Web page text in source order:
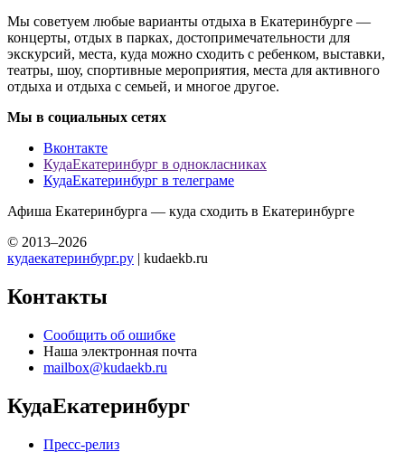
Мы советуем любые варианты отдыха в Екатеринбурге —
концерты, отдых в парках, достопримечательности для
экскурсий, места, куда можно сходить с ребенком, выставки,
театры, шоу, спортивные мероприятия, места для активного
отдыха и отдыха с семьей, и многое другое.
Мы в социальных сетях
Вконтакте
КудаЕкатеринбург в однокласниках
КудаЕкатеринбург в телеграме
Афиша Екатеринбурга — куда сходить в Екатеринбурге
© 2013–2026
кудаекатеринбург.ру | kudaekb.ru
Контакты
Сообщить об ошибке
Наша электронная почта
mailbox@kudaekb.ru
КудаЕкатеринбург
Пресс-релиз